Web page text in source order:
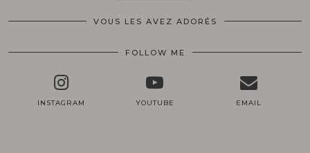
VOUS LES AVEZ ADORÉS
FOLLOW ME
INSTAGRAM YOUTUBE EMAIL